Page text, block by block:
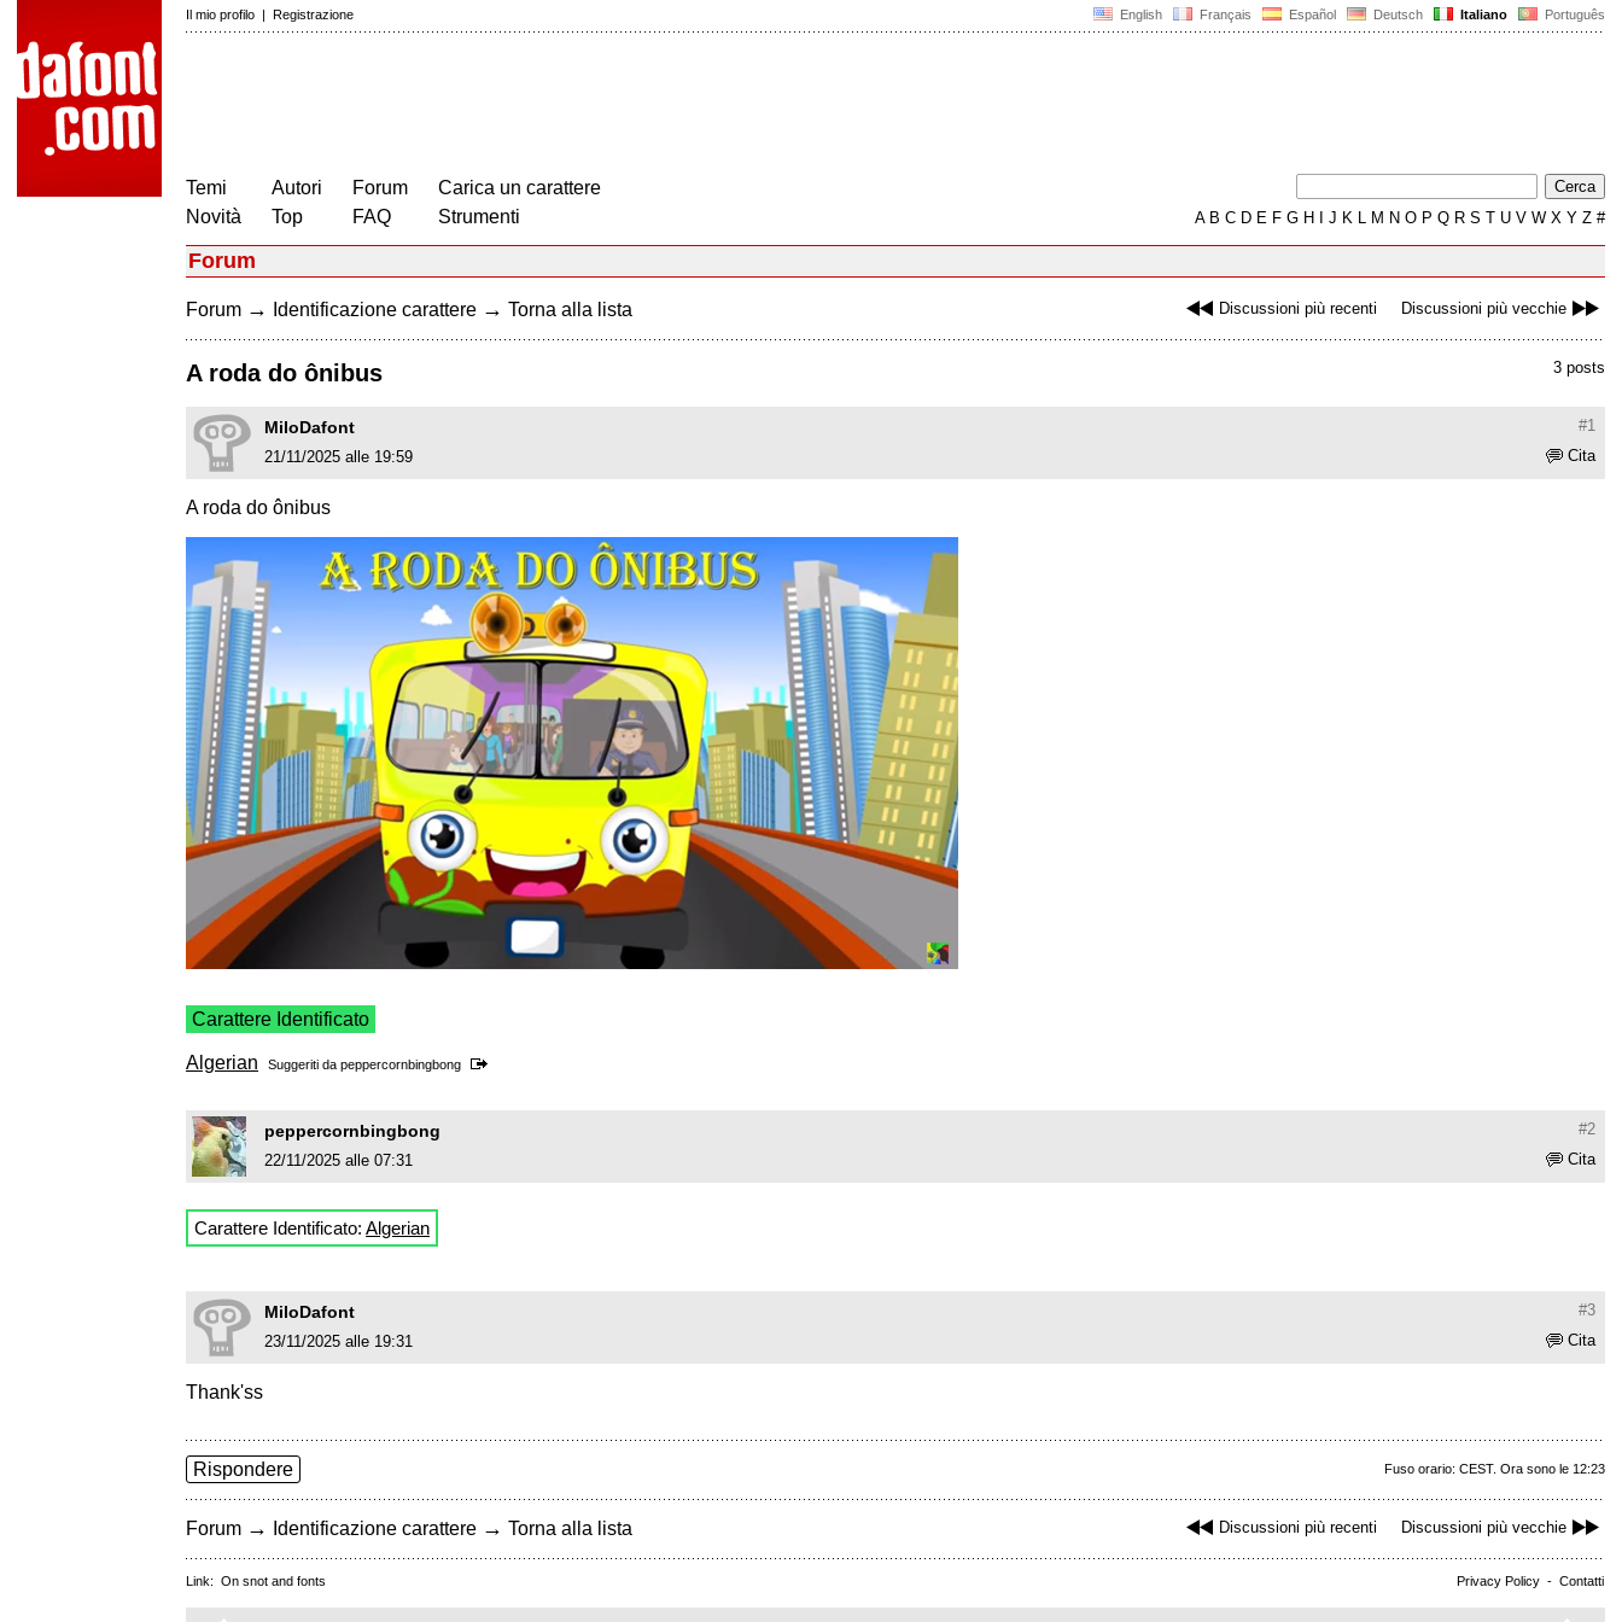
English Français Español Deutsch Italiano Português
Il mio profilo | Registrazione
Temi
Novità
Autori
Top
Forum
FAQ
Carica un carattere
Strumenti
AB C D E F G H J K L M N O P Q R S T U V W X Y Z #
Forum
Discussioni più recenti Discussioni più vecchie
Forum → Identificazione carattere → Torna alla lista
3 posts
A roda do ônibus
#1
MiloDafont
Cita
21/11/2025 alle 19:59
A roda do ônibus
Carattere Identificato
Algerian Suggeriti da peppercornbingbong
#2
peppercornbingbong
Cita
22/11/2025 alle 07:31
Carattere Identificato: Algerian
#3
MiloDafont
Cita
23/11/2025 alle 19:31
Thank'ss
Fuso orario: CEST. Ora sono le 12:23
Rispondere
Discussioni più recenti Discussioni più vecchie
Forum → Identificazione carattere → Torna alla lista
Privacy Policy - Contatti
Link: On snot and fonts